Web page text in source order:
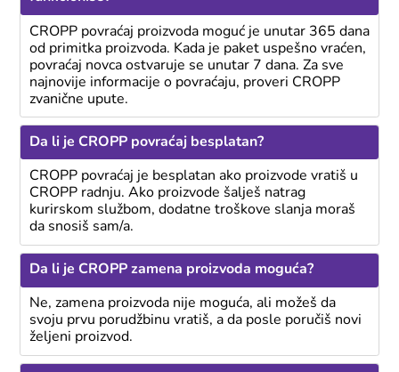
CROPP povraćaj proizvoda moguć je unutar 365 dana
od primitka proizvoda. Kada je paket uspešno vraćen,
povraćaj novca ostvaruje se unutar 7 dana. Za sve
najnovije informacije o povraćaju, proveri CROPP
zvanične upute.
Da li je CROPP povraćaj besplatan?
CROPP povraćaj je besplatan ako proizvode vratiš u
CROPP radnju. Ako proizvode šalješ natrag
kurirskom službom, dodatne troškove slanja moraš
da snosiš sam/a.
Da li je CROPP zamena proizvoda moguća?
Ne, zamena proizvoda nije moguća, ali možeš da
svoju prvu porudžbinu vratiš, a da posle poručiš novi
željeni proizvod.